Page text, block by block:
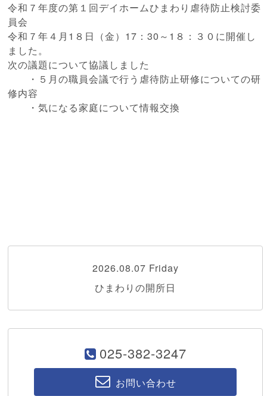
令和７年度の第１回デイホームひまわり虐待防止検討委
員会
令和７年４月1８日（金）17：30～1８：３０に開催し
ました。
次の議題について協議しました
・５月の職員会議で行う虐待防止研修についての研
修内容
・気になる家庭について情報交換
2026.08.07 Friday
ひまわりの開所日
025-382-3247
お問い合わせ